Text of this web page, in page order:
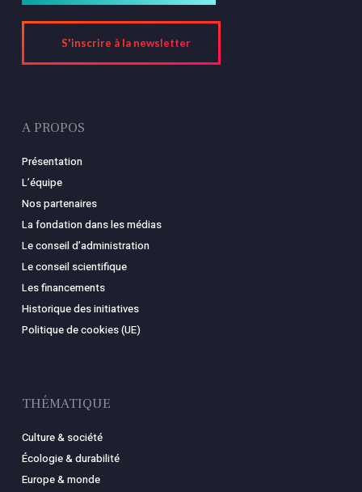
S'inscrire à la newsletter
A PROPOS
Présentation
L’équipe
Nos partenaires
La fondation dans les médias
Le conseil d’administration
Le conseil scientifique
Les financements
Historique des initiatives
Politique de cookies (UE)
THÉMATIQUE
Culture & société
Écologie & durabilité
Europe & monde